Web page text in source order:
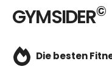
GYMSIDER©
Die besten